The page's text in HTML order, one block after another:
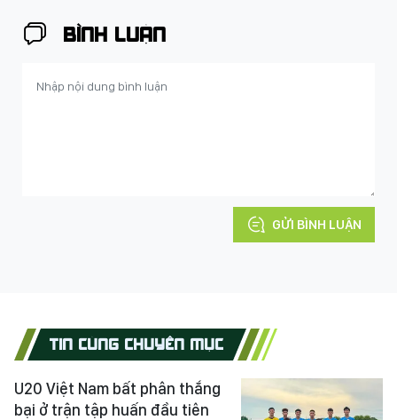
BÌNH LUẬN
GỬI BÌNH LUẬN
TIN CÙNG CHUYÊN MỤC
U20 Việt Nam bất phân thắng
bại ở trận tập huấn đầu tiên